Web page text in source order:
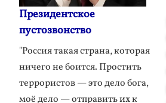
Президентское
пустозвонство
"Россия такая страна, которая
ничего не боится. Простить
террористов — это дело бога,
моё дело — отправить их к